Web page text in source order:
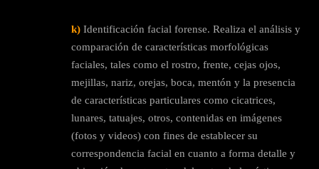
k) Identificación facial forense. Realiza el análisis y
comparación de características morfológicas
faciales, tales como el rostro, frente, cejas ojos,
mejillas, nariz, orejas, boca, mentón y la presencia
de características particulares como cicatrices,
lunares, tatuajes, otros, contenidas en imágenes
(fotos y videos) con fines de establecer su
correspondencia facial en cuanto a forma detalle y